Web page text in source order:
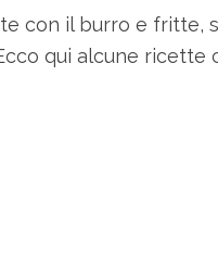
con il burro e fritte,
qui alcune ricette